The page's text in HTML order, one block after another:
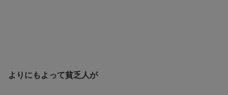
よりにもよって貧乏人が